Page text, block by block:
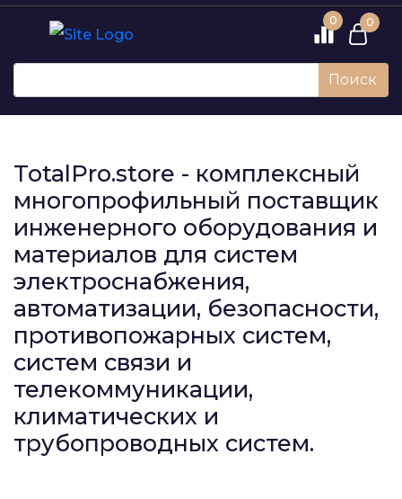
0 0
Поиск
TotalPro.store - комплексный
многопрофильный поставщик
инженерного оборудования и
материалов для систем
электроснабжения,
автоматизации, безопасности,
противопожарных систем,
систем связи и
телекоммуникации,
климатических и
трубопроводных систем.